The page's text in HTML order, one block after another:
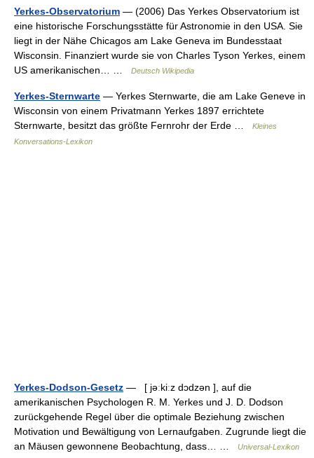
Yerkes-Observatorium — (2006) Das Yerkes Observatorium ist
eine historische Forschungsstätte für Astronomie in den USA. Sie
liegt in der Nähe Chicagos am Lake Geneva im Bundesstaat
Wisconsin. Finanziert wurde sie von Charles Tyson Yerkes, einem
US amerikanischen… …
Deutsch Wikipedia
Yerkes-Sternwarte — Yerkes Sternwarte, die am Lake Geneve in
Wisconsin von einem Privatmann Yerkes 1897 errichtete
Sternwarte, besitzt das größte Fernrohr der Erde …
Kleines
Konversations-Lexikon
Yerkes-Dodson-Gesetz — [ jəːkiːz dɔdzən ], auf die
amerikanischen Psychologen R. M. Yerkes und J. D. Dodson
zurückgehende Regel über die optimale Beziehung zwischen
Motivation und Bewältigung von Lernaufgaben. Zugrunde liegt die
an Mäusen gewonnene Beobachtung, dass… …
Universal-Lexikon